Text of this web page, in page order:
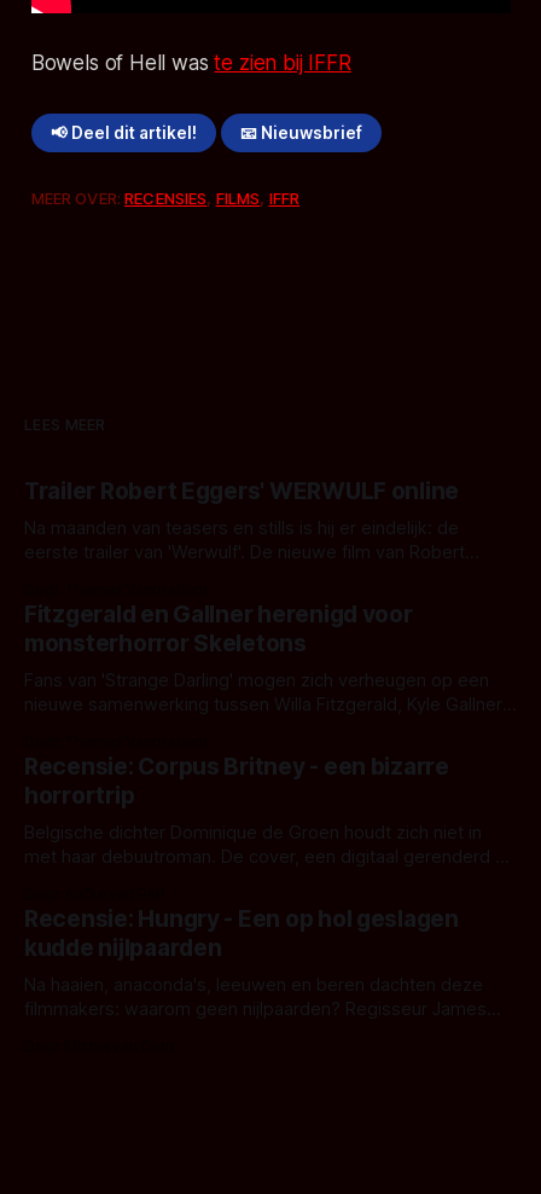
Bowels of Hell waste zien bij IFFR
📢 Deel dit artikel! 📧 Nieuwsbrief
MEER OVER:RECENSIES, FILMS, IFFR
LEES MEER
Trailer Robert Eggers' WERWULF online
Na maanden van teasers en stills is hij er eindelijk: de
eerste trailer van 'Werwulf'. De nieuwe film van Robert
kille stijl vol folklore en mythe. Het topic deze keer is (kon
het het al raden?)... de weerwolf. Kijk je mee?
Fitzgerald en Gallner herenigd voor
monsterhorror Skeletons
Fans van 'Strange Darling' mogen zich verheugen op een
nieuwe samenwerking tussen Willa Fitzgerald, Kyle Gallner
'Skeletons', een nieuwe creature feature waarvoor de
opnames zijn gestart in Australië.
Recensie: Corpus Britney - een bizarre
horrortrip
Belgische dichter Dominique de Groen houdt zich niet in
met haar debuutroman. De cover, een digitaal gerenderd en
achtergrond, belooft iets kleurrijks maar onheilspellends,
iets ongrijpbaars. En dat maakt De Groen met ieder woord
waar.
Recensie: Hungry - Een op hol geslagen
kudde nijlpaarden
Na haaien, anaconda's, leeuwen en beren dachten deze
filmmakers: waarom geen nijlpaarden? Regisseur James